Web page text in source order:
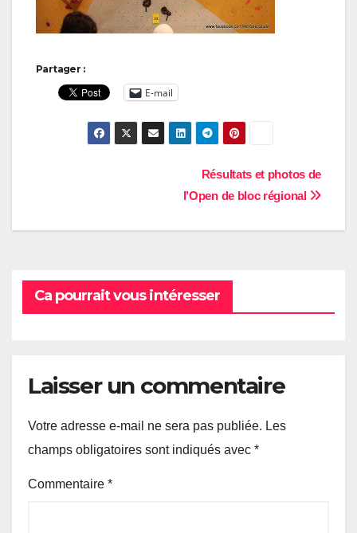
Partager :
E-mail
Résultats et photos de
l’Open de bloc régional
Ca pourrait vous intéresser
Laisser un commentaire
Votre adresse e-mail ne sera pas publiée. Les
champs obligatoires sont indiqués avec *
Commentaire *